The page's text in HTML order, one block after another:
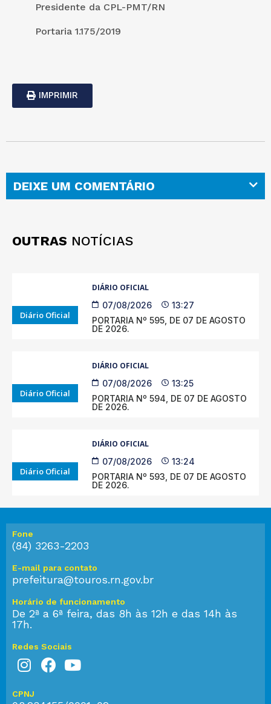
Presidente da CPL-PMT/RN
Portaria 1.175/2019
IMPRIMIR
DEIXE UM COMENTÁRIO
OUTRAS NOTÍCIAS
Diário Oficial
DIÁRIO OFICIAL
07/08/2026
13:27
PORTARIA Nº 595, DE 07 DE AGOSTO
DE 2026.
Diário Oficial
DIÁRIO OFICIAL
07/08/2026
13:25
PORTARIA Nº 594, DE 07 DE AGOSTO
DE 2026.
Diário Oficial
DIÁRIO OFICIAL
07/08/2026
13:24
PORTARIA Nº 593, DE 07 DE AGOSTO
DE 2026.
Fone
(84) 3263-2203
E-mail para contato
prefeitura@touros.rn.gov.br
Horário de funcionamento
De 2ª a 6ª feira, das 8h às 12h e das 14h às
17h.
Redes Sociais
CPNJ